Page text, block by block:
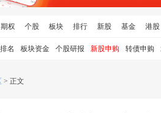
期权 个股 板块 排行 新股 基金 港股
名 板块资金 个股研报 新股申购 转债申购
> 正文